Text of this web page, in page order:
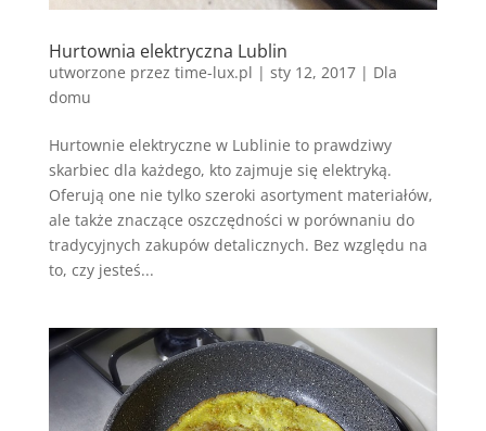
Hurtownia elektryczna Lublin
utworzone przez time-lux.pl | sty 12, 2017| Dla
domu
Hurtownie elektryczne w Lublinie to prawdziwy
skarbiec dla każdego, kto zajmuje się elektryką.
Oferują one nie tylko szeroki asortyment materiałów,
ale także znaczące oszczędności w porównaniu do
tradycyjnych zakupów detalicznych. Bez względu na
to, czy jesteś...